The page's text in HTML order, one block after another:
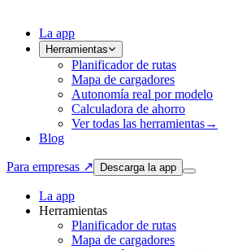
La app
Herramientas
Planificador de rutas
Mapa de cargadores
Autonomía real por modelo
Calculadora de ahorro
Ver todas las herramientas→
Blog
Para empresas ↗ Descarga la app
La app
Herramientas
Planificador de rutas
Mapa de cargadores